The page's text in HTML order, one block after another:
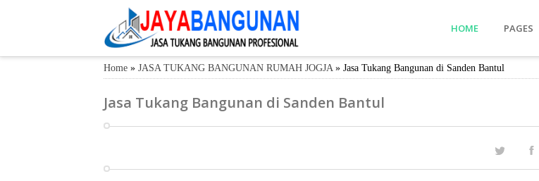
HOME PAGES
About Us
Price
Contact Us
Home » JASA TUKANG BANGUNAN RUMAH JOGJA » Jasa Tukang Bangunan di Sanden Bantul
Jasa Tukang Bangunan di Sanden Bantul